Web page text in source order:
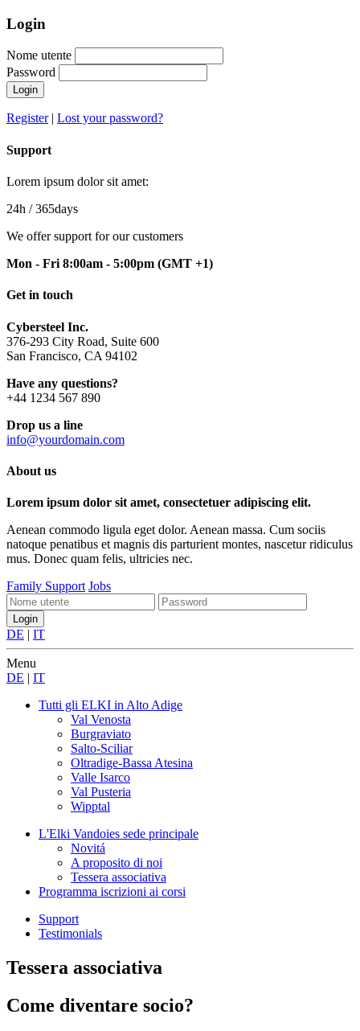
Login
Nome utente
Password
Login
Register| Lost your password?
Support
Lorem ipsum dolor sit amet:
24h / 365days
We offer support for our customers
Mon - Fri 8:00am - 5:00pm (GMT +1)
Get in touch
Cybersteel Inc.
376-293 City Road, Suite 600
San Francisco, CA 94102
Have any questions?
+44 1234 567 890
Drop us a line
info@yourdomain.com
About us
Lorem ipsum dolor sit amet, consectetuer adipiscing elit.
Aenean commodo ligula eget dolor. Aenean massa. Cum sociis
natoque penatibus et magnis dis parturient montes, nascetur ridiculus
mus. Donec quam felis, ultricies nec.
Family Support Jobs
DE | IT
Menu
DE | IT
Tutti gli ELKI in Alto Adige
Val Venosta
Burgraviato
Salto-Sciliar
Oltradige-Bassa Atesina
Valle Isarco
Val Pusteria
Wipptal
L'Elki Vandoies sede principale
Novitá
A proposito di noi
Tessera associativa
Programma iscrizioni ai corsi
Support
Testimonials
Tessera associativa
Come diventare socio?